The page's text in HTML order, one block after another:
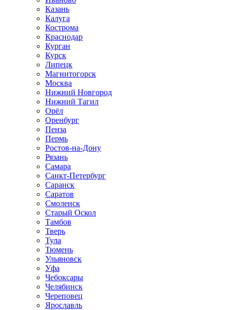
Казань
Калуга
Кострома
Краснодар
Курган
Курск
Липецк
Магнитогорск
Москва
Нижний Новгород
Нижний Тагил
Орёл
Оренбург
Пенза
Пермь
Ростов‑на‑Дону
Рязань
Самара
Санкт‑Петербург
Саранск
Саратов
Смоленск
Старый Оскол
Тамбов
Тверь
Тула
Тюмень
Ульяновск
Уфа
Чебоксары
Челябинск
Череповец
Ярославль